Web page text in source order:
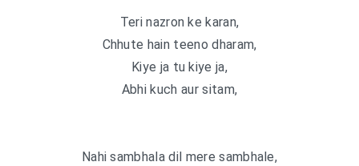
Teri nazron ke karan,
Chhute hain teeno dharam,
Kiye ja tu kiye ja,
Abhi kuch aur sitam,
Nahi sambhala dil mere sambhale,